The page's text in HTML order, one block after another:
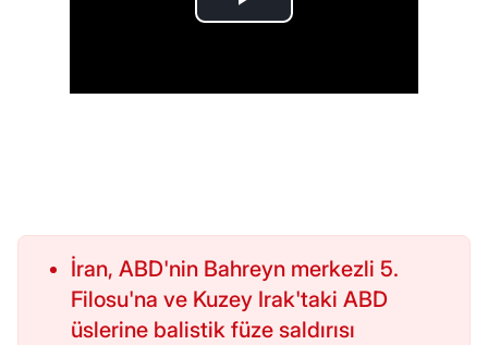
İran, ABD'nin Bahreyn merkezli 5.
Filosu'na ve Kuzey Irak'taki ABD
üslerine balistik füze saldırısı